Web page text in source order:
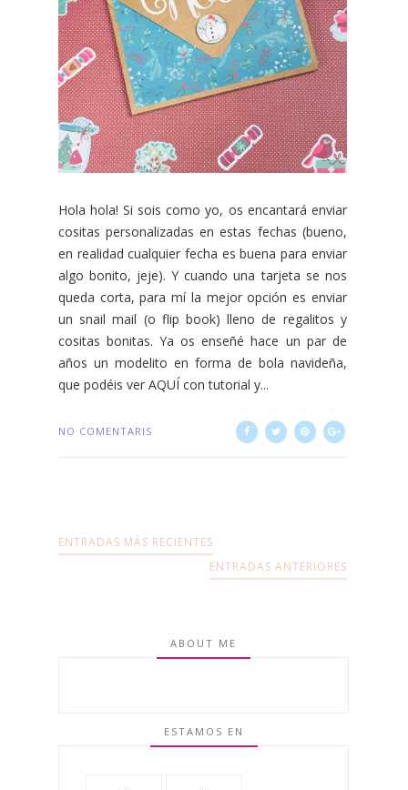
Hola hola! Si sois como yo, os encantará enviar
cositas personalizadas en estas fechas (bueno,
en realidad cualquier fecha es buena para enviar
algo bonito, jeje). Y cuando una tarjeta se nos
queda corta, para mí la mejor opción es enviar
un snail mail (o flip book) lleno de regalitos y
cositas bonitas. Ya os enseñé hace un par de
años un modelito en forma de bola navideña,
que podéis ver AQUÍ con tutorial y...
NO COMENTARIS
ENTRADAS MÁS RECIENTES
ENTRADAS ANTERIORES
ABOUT ME
ESTAMOS EN